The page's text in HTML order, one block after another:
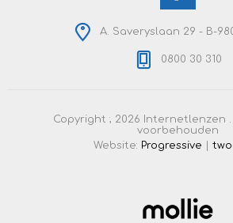
A. Saveryslaan 29 - B-
0800 30 310
Copyright ; 2026 Internetlenzen
voorbehouden
Website: Progressive